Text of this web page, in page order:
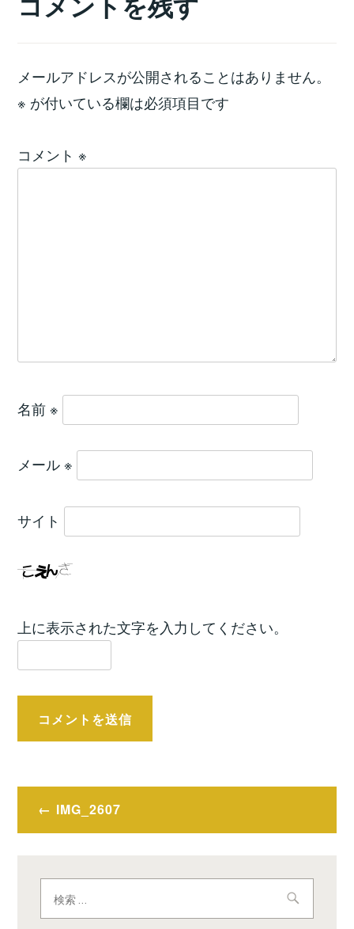
コメントを残す
メールアドレスが公開されることはありません。
※ が付いている欄は必須項目です
コメント ※
名前 ※
メール ※
サイト
上に表示された文字を入力してください。
投
稿
ビ
ゲ
IMG_2607
索: